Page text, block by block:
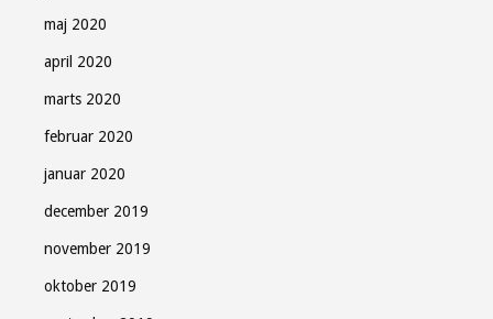
maj 2020
april 2020
marts 2020
februar 2020
januar 2020
december 2019
november 2019
oktober 2019